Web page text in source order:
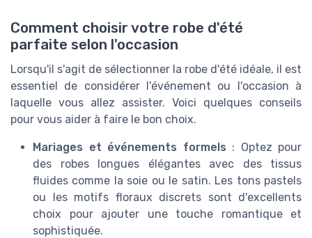
Comment choisir votre robe d'été
parfaite selon l'occasion
Lorsqu'il s'agit de sélectionner la robe d'été idéale, il est
essentiel de considérer l'événement ou l'occasion à
laquelle vous allez assister. Voici quelques conseils
pour vous aider à faire le bon choix.
Mariages et événements formels : Optez pour
des robes longues élégantes avec des tissus
fluides comme la soie ou le satin. Les tons pastels
ou les motifs floraux discrets sont d'excellents
choix pour ajouter une touche romantique et
sophistiquée.